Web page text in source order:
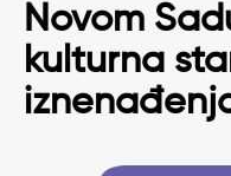
Novom
kulturna